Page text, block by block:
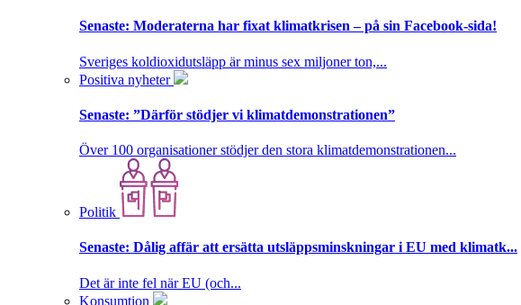
Senaste: Moderaterna har fixat klimatkrisen – på sin Facebook-sida!
Sveriges koldioxidutsläpp är minus sex miljoner ton,...
Positiva nyheter
Senaste: ”Därför stödjer vi klimatdemonstrationen”
Över 100 organisationer stödjer den stora klimatdemonstrationen...
Politik
Senaste: Dålig affär att ersätta utsläppsminskningar i EU med klimatk...
Det är inte fel när EU (och...
Konsumtion